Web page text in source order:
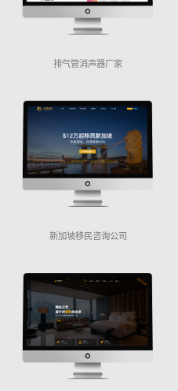
排气管消声器厂家
新加坡移民咨询公司